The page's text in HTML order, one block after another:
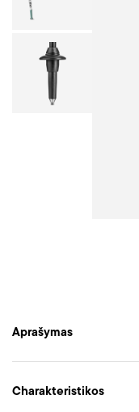
Aprašymas
Charakteristikos